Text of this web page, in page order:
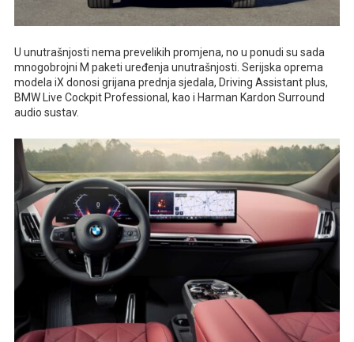
U unutrašnjosti nema prevelikih promjena, no u ponudi su sada
mnogobrojni M paketi uređenja unutrašnjosti. Serijska oprema
modela iX donosi grijana prednja sjedala, Driving Assistant plus,
BMW Live Cockpit Professional, kao i Harman Kardon Surround
audio sustav.